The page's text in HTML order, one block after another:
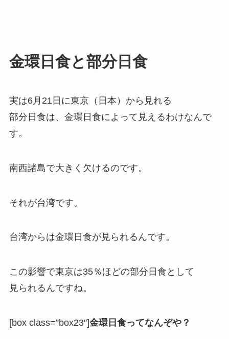
金環日食と部分日食
実は6月21日に東京（日本）から見れる
部分日食は、金環日食によって見えるわけなんで
す。
南西諸島で大きく欠けるのです。
それが台湾です。
台湾からは金環日食が見られるんです。
この影響で東京は35％ほどの部分日食として
見られるんですね。
[box class=”box23″]金環日食ってなんぞや？